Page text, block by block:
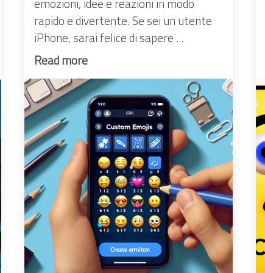
rapido e divertente. Se sei un utente
iPhone, sarai felice di sapere ...
Read more